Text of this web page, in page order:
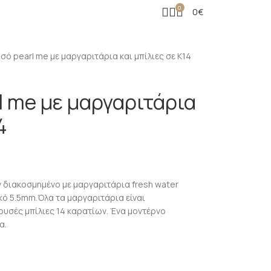
0 0€
pearl me με μαργαριτάρια και μπίλιες σε Κ14
με μαργαριτάρια
με μαργαριτάρια fresh water
5.5mm.Όλα τα μαργαριτάρια είναι
μπίλιες 14 καρατίων. Ένα μοντέρνο